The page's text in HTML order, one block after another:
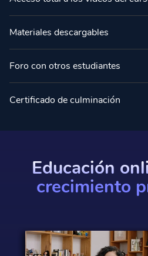
Materiales descargables
Foro con otros estudiantes
Certificado de culminación
Educación
crecimiento